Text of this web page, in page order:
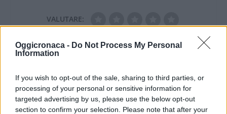
Oggicronaca - Do Not Process My Personal
Information
If you wish to opt-out of the sale, sharing to third parties, or
processing of your personal or sensitive information for
targeted advertising by us, please use the below opt-out
section to confirm your selection. Please note that after your
VALUTARE: